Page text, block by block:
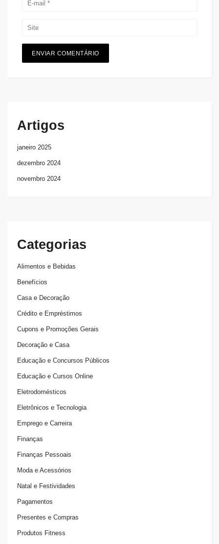
Artigos
janeiro 2025
dezembro 2024
novembro 2024
Categorias
Alimentos e Bebidas
Benefícios
Casa e Decoração
Crédito e Empréstimos
Cupons e Promoções Gerais
Decoração e Casa
Educação e Concursos Públicos
Educação e Cursos Online
Eletrodomésticos
Eletrônicos e Tecnologia
Emprego e Carreira
Finanças
Finanças Pessoais
Moda e Acessórios
Natal e Festividades
Pagamentos
Presentes e Compras
Produtos Fitness